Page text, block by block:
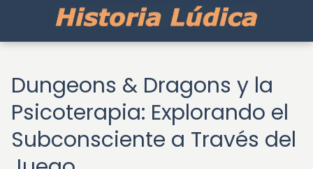
Dungeons & Dragons y la
Psicoterapia: Explorando el
Subconsciente a Través del